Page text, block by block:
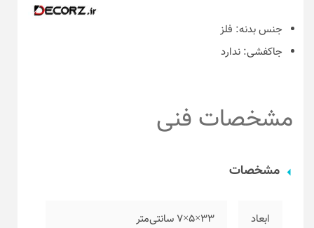
جنس بدنه: فلز
جاکفشی: ندارد
مشخصات فنی
مشخصات
ابعاد ۳۳×۵×۷ سانتی‌متر